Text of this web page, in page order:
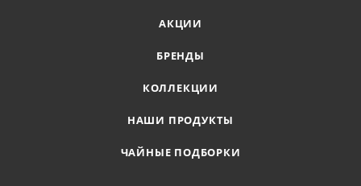
АКЦИИ
БРЕНДЫ
КОЛЛЕКЦИИ
НАШИ ПРОДУКТЫ
ЧАЙНЫЕ ПОДБОРКИ